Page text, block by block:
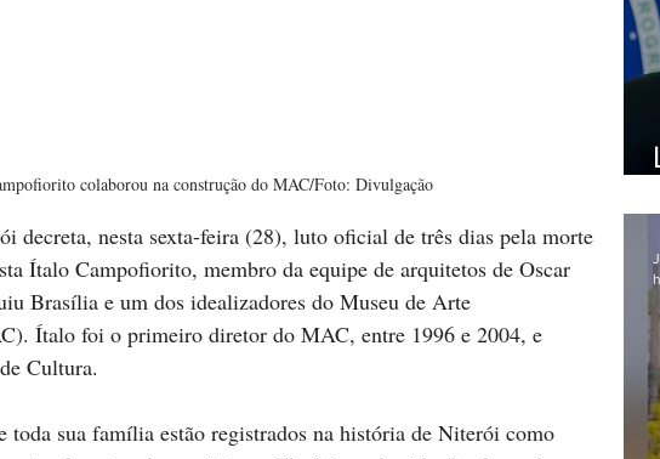
colaborou na construção do MAC/Foto: Divulgação
decreta, nesta sexta-feira (28), luto oficial de três dias pela morte
Ítalo Campofiorito, membro da equipe de arquitetos de Oscar
Brasília e um dos idealizadores do Museu de Arte
Ítalo foi o primeiro diretor do MAC, entre 1996 e 2004, e
Cultura.
sua família estão registrados na história de Niterói como